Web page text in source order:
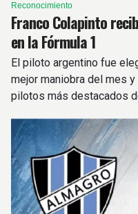
Reconocimiento
Franco Colapinto
en la Fórmula 1
El piloto argentino fue
mejor maniobra del mes
pilotos más destacados